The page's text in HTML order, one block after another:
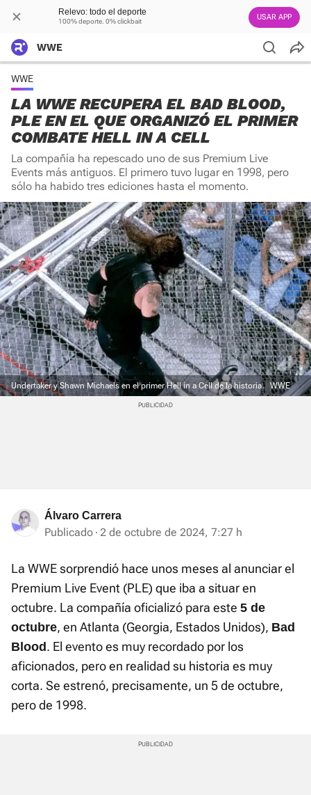
Relevo: todo el deporte
100% deporte. 0% clickbait USAR APP
WWE
WWE
LA WWE RECUPERA EL BAD BLOOD,
PLE EN EL QUE ORGANIZÓ EL PRIMER
COMBATE HELL IN A CELL
La compañía ha repescado uno de sus Premium Live
Events más antiguos. El primero tuvo lugar en 1998, pero
sólo ha habido tres ediciones hasta el momento.
Undertaker y Shawn Michaels en el primer Hell in a Cell de la historia. WWE
Álvaro Carrera
Publicado 2 de octubre de 2024, 7:27 h
La WWE sorprendió hace unos meses al anunciar el
Premium Live Event (PLE) que iba a situar en
octubre. La compañía oficializó para este 5 de
octubre, en Atlanta (Georgia, Estados Unidos), Bad
Blood . El evento es muy recordado por los
aficionados, pero en realidad su historia es muy
corta. Se estrenó, precisamente, un 5 de octubre,
pero de 1998.